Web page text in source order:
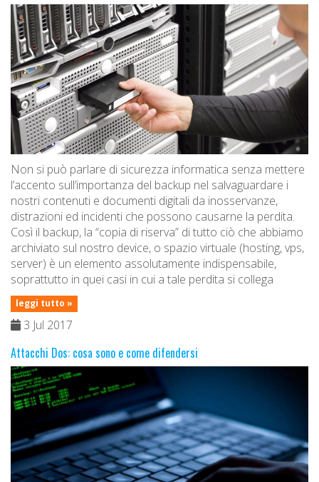
Non si può parlare di sicurezza informatica senza mettere
l’accento sull’importanza del backup nel salvaguardare i
nostri contenuti e documenti digitali da inosservanze,
distrazioni ed incidenti che possono causarne la perdita.
Così il backup, la “copia di riserva” di tutto ciò che abbiamo
archiviato sul nostro device, o spazio virtuale (hosting, vps,
server) è un elemento assolutamente indispensabile,
soprattutto in quei casi in cui a tale perdita si collega
leggi tutto »
3 Jul 2017
Attacchi Dos: cosa sono e come difendersi